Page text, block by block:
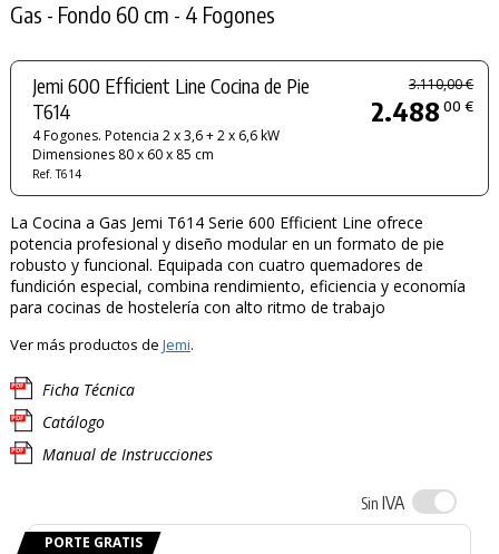
Gas - Fondo 60 cm - 4 Fogones
Jemi 600 Efficient Line Cocina de Pie
T614
4 Fogones. Potencia 2 x 3,6 + 2 x 6,6 kW
Dimensiones 80 x 60 x 85 cm
Ref. T614
3.110,00 €
2.488 00 €
La Cocina a Gas Jemi T614 Serie 600 Efficient Line ofrece
potencia profesional y diseño modular en un formato de pie
robusto y funcional. Equipada con cuatro quemadores de
fundición especial, combina rendimiento, eficiencia y economía
para cocinas de hostelería con alto ritmo de trabajo
Ver más productos de Jemi.
Ficha Técnica
Catálogo
Manual de Instrucciones
Sin IVA
PORTE GRATIS